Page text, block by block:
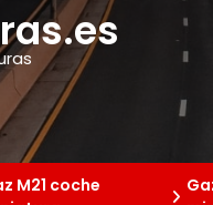
M21 coche